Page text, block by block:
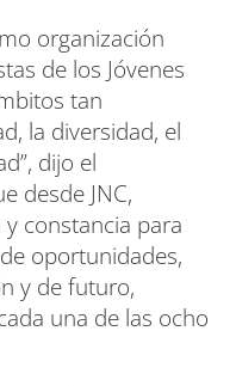
organización
de los Jóvenes
tan
la diversidad, el
dijo el
desde JNC,
constancia para
oportunidades,
y de futuro,
una de las ocho